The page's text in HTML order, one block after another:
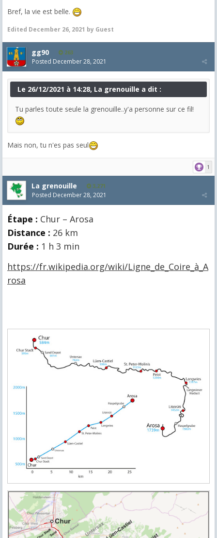
Bref, la vie est belle.
Edited December 26, 2021 by Guest
gg90 263
Posted December 28, 2021
Le 26/12/2021 à 14:28, La grenouille a dit :
Tu parles toute seule la grenouille..y'a personne sur ce fil!
Mais non, tu n'es pas seul
1
La grenouille 3,271
Posted December 28, 2021
Étape : Chur – Arosa
Distance : 26 km
Durée : 1 h 3 min
https://fr.wikipedia.org/wiki/Ligne_de_Coire_à_A
rosa